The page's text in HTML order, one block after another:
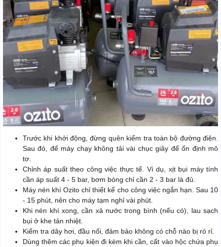
Trước khi khởi động, đừng quên kiểm tra toàn bộ đường điện.
Sau đó, để máy chạy không tải vài chục giây để ổn định mô
tơ.
Chỉnh áp suất theo công việc thực tế. Ví dụ, xịt bụi máy tính
cần áp suất 4 - 5 bar, bơm bóng chỉ cần 2 - 3 bar là đủ.
Máy nén khí Ozito chỉ thiết kế cho công việc ngắn hạn. Sau 10
- 15 phút, nên cho máy tạm nghỉ vài phút.
Khi nén khí xong, cần xả nước trong bình (nếu có), lau sạch
bụi ở khe tản nhiệt.
Kiểm tra dây hơi, đầu nối, đảm bảo không có chỗ nào bị rò rỉ.
Dùng thêm các phụ kiện đi kèm khi cần, cất vào hộc chứa phụ